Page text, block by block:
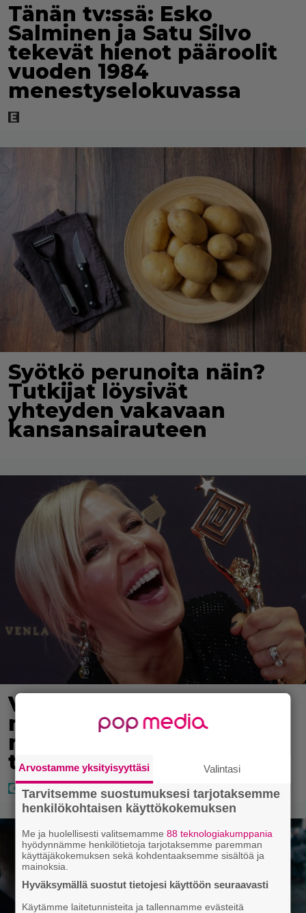
Tänän tv:ssä: Esko
Salminen ja Satu Silvo
tekevät hienot pääroolit
vuoden 1984
menestyselokuvassa
Syötkö perunoita näin?
Tutkijat löysivät
yhteyden vakavaan
kansansairauteen
Vappu Pimiästä tuli
miljoonikko – eikä yksi
milli edes riitä, näin se
tapahtui
Arvostamme yksityisyyttäsi Valintasi
Tarvitsemme suostumuksesi tarjotaksemme
henkilökohtaisen käyttökokemuksen
Me ja huolellisesti valitsemamme88 teknologiakumppania
hyödynnämme henkilötietoja tarjotaksemme paremman
käyttäjäkokemuksen sekä kohdentaaksemme sisältöä ja
mainoksia.
Hyväksymällä suostut tietojesi käyttöön seuraavasti
Käytämme laitetunnisteita ja tallennamme evästeitä